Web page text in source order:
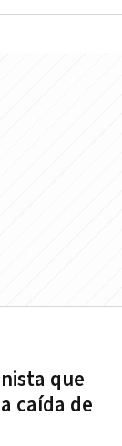
que
caída de